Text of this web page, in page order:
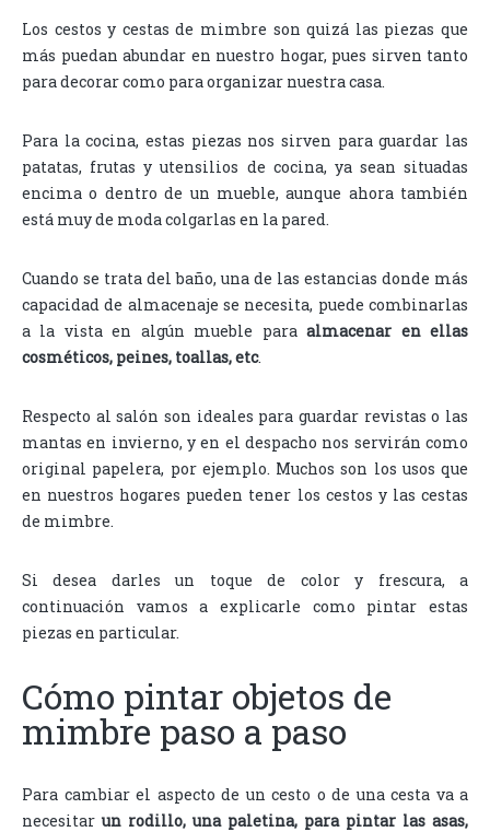
Los cestos y cestas de mimbre son quizá las piezas que
más puedan abundar en nuestro hogar, pues sirven tanto
para decorar como para organizar nuestra casa.
Para la cocina, estas piezas nos sirven para guardar las
patatas, frutas y utensilios de cocina, ya sean situadas
encima o dentro de un mueble, aunque ahora también
está muy de moda colgarlas en la pared.
Cuando se trata del baño, una de las estancias donde más
capacidad de almacenaje se necesita, puede combinarlas
a la vista en algún mueble paraalmacenar en ellas
cosméticos, peines, toallas, etc.
Respecto al salón son ideales para guardar revistas o las
mantas en invierno, y en el despacho nos servirán como
original papelera, por ejemplo. Muchos son los usos que
en nuestros hogares pueden tener los cestos y las cestas
de mimbre.
Si desea darles un toque de color y frescura, a
continuación vamos a explicarle como pintar estas
piezas en particular.
Cómo pintar objetos de
mimbre paso a paso
Para cambiar el aspecto de un cesto o de una cesta va a
necesitar un rodillo, una paletina, para pintar las asas,